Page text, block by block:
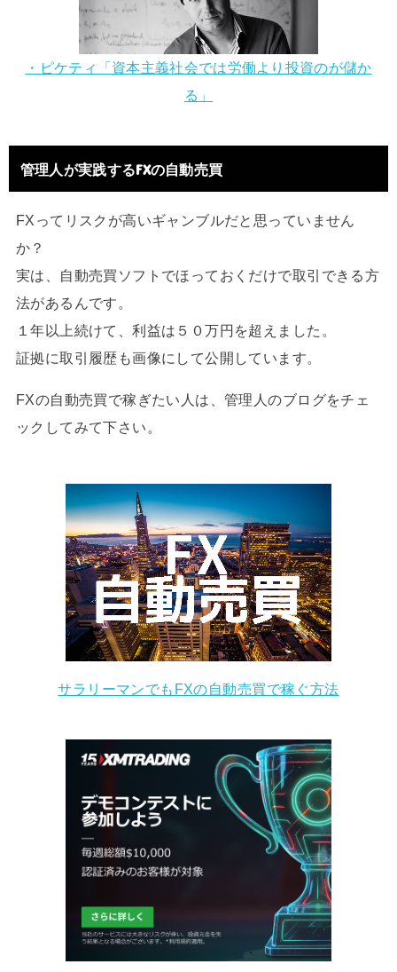
・ピケティ「資本主義社会では労働より投資のが儲か
る」
管理人が実践するFXの自動売買
FXってリスクが高いギャンブルだと思っていません
か？
実は、自動売買ソフトでほっておくだけで取引できる方
法があるんです。
１年以上続けて、利益は５０万円を超えました。
証拠に取引履歴も画像にして公開しています。
FXの自動売買で稼ぎたい人は、管理人のブログをチェ
ックしてみて下さい。
サラリーマンでもFXの自動売買で稼ぐ方法